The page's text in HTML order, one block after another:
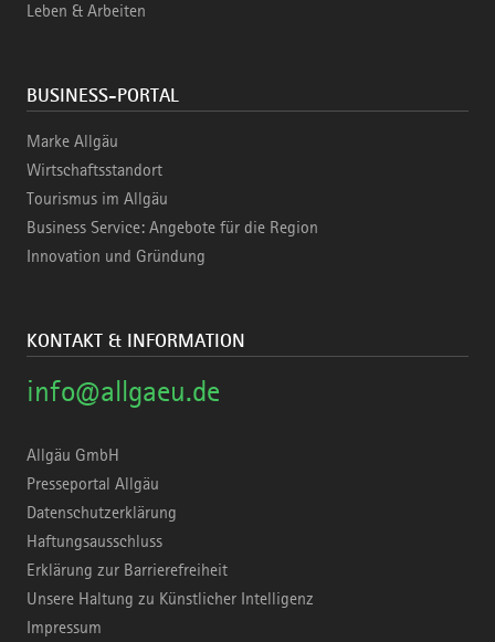
Leben & Arbeiten
BUSINESS-PORTAL
Marke Allgäu
Wirtschaftsstandort
Tourismus im Allgäu
Business Service: Angebote für die Region
Innovation und Gründung
KONTAKT & INFORMATION
info@allgaeu.de
Allgäu GmbH
Presseportal Allgäu
Datenschutzerklärung
Haftungsausschluss
Erklärung zur Barrierefreiheit
Unsere Haltung zu Künstlicher Intelligenz
Impressum